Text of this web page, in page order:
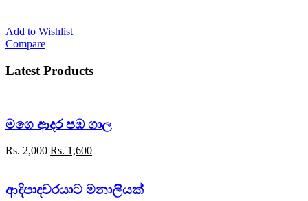
Add to Wishlist
Compare
Latest Products
මගෙ ආදර පඹ ගාල
Rs.2,000 Original
Rs. 2,000.
Rs. 1,600Current
Rs. 1,600.
ආදිපාදවරයාට මනාලියක්